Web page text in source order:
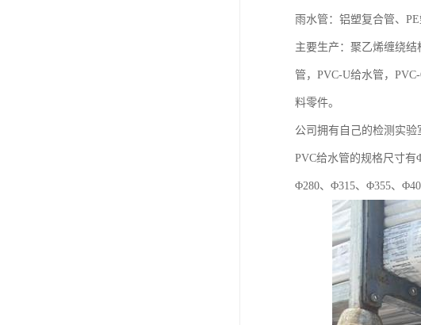
雨水管：铝塑复合管、PE
主要生产：聚乙烯缠绕结
管，PVC-U给水管，
料零件。
公司拥有自己的检测实
PVC给水管的规格尺寸
Φ280、Φ315、Φ355、